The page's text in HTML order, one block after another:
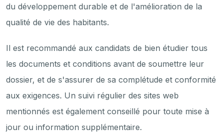
du développement durable et de l'amélioration de la
qualité de vie des habitants.
Il est recommandé aux candidats de bien étudier tous
les documents et conditions avant de soumettre leur
dossier, et de s'assurer de sa complétude et conformité
aux exigences. Un suivi régulier des sites web
mentionnés est également conseillé pour toute mise à
jour ou information supplémentaire.